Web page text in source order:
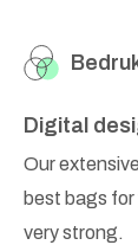
Digital
Our
best bags
very strong.